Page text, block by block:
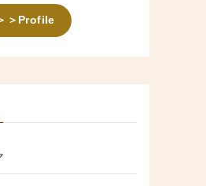
＞Profile